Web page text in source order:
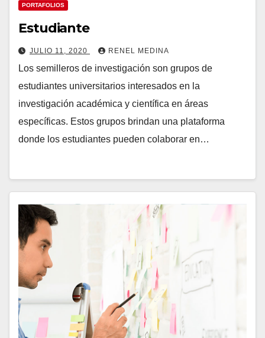
PORTAFOLIOS
Estudiante
JULIO 11, 2020 RENEL MEDINA
Los semilleros de investigación son grupos de
estudiantes universitarios interesados en la
investigación académica y científica en áreas
específicas. Estos grupos brindan una plataforma
donde los estudiantes pueden colaborar en…